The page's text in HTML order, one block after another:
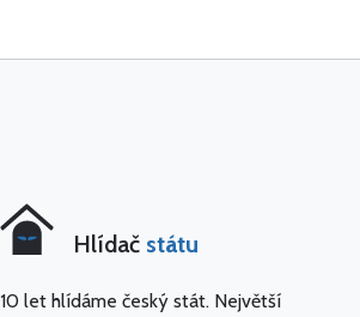
Hlídač státu
10 let hlídáme český stát. Největší